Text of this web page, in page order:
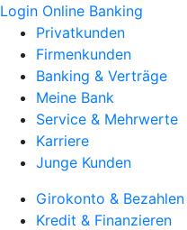
Login Online Banking
Privatkunden
Firmenkunden
Banking & Verträge
Meine Bank
Service & Mehrwerte
Karriere
Junge Kunden
Girokonto & Bezahlen
Kredit & Finanzieren